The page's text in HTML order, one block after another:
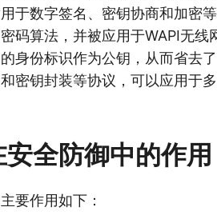
于数字签名、密钥协商和加密
码算法，并被应用于WAPI无
身份标识作为公钥，从而省去
密钥封装等协议，可以应用于
全防御中的作用
要作用如下：